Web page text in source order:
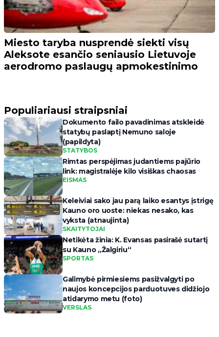
Miesto taryba nusprendė siekti visų
Aleksote esančio seniausio Lietuvoje
aerodromo paslaugų apmokestinimo
Populiariausi straipsniai
Dokumento failo pavadinimas atskleidė
statybų paslaptį Nemuno saloje
(papildyta)
STATYBOS
Rimtas perspėjimas judantiems pajūrio
link: magistralėje kilo visiškas chaosas
EISMAS
Keleiviai sako jau parą laiko esantys įstrigę
Kauno oro uoste: niekas nesako, kas
vyksta (atnaujinta)
SKAITYTOJAI
Netikėta žinia: K. Evansas pasirašė sutartį
su Kauno „Žalgiriu“
SPORTAS
Galimybė pirmiesiems pasižvalgyti po
naujos koncepcijos parduotuves didžiojo
atidarymo metu (foto)
VERSLAS